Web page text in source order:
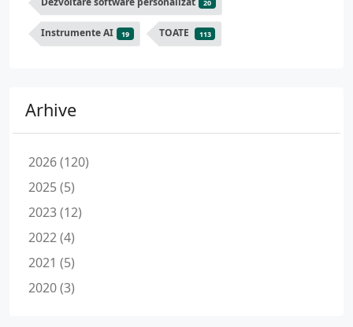
20
Instrumente AI 19 TOATE 113
Arhive
2026 (120)
2025 (5)
2023 (12)
2022 (4)
2021 (5)
2020 (3)